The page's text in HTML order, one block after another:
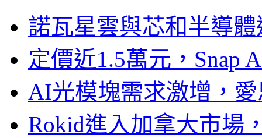
諾瓦星雲與芯和半導
定價近1.5萬元，Snap
AI光模塊需求激增，
Rokid進入加拿大市場